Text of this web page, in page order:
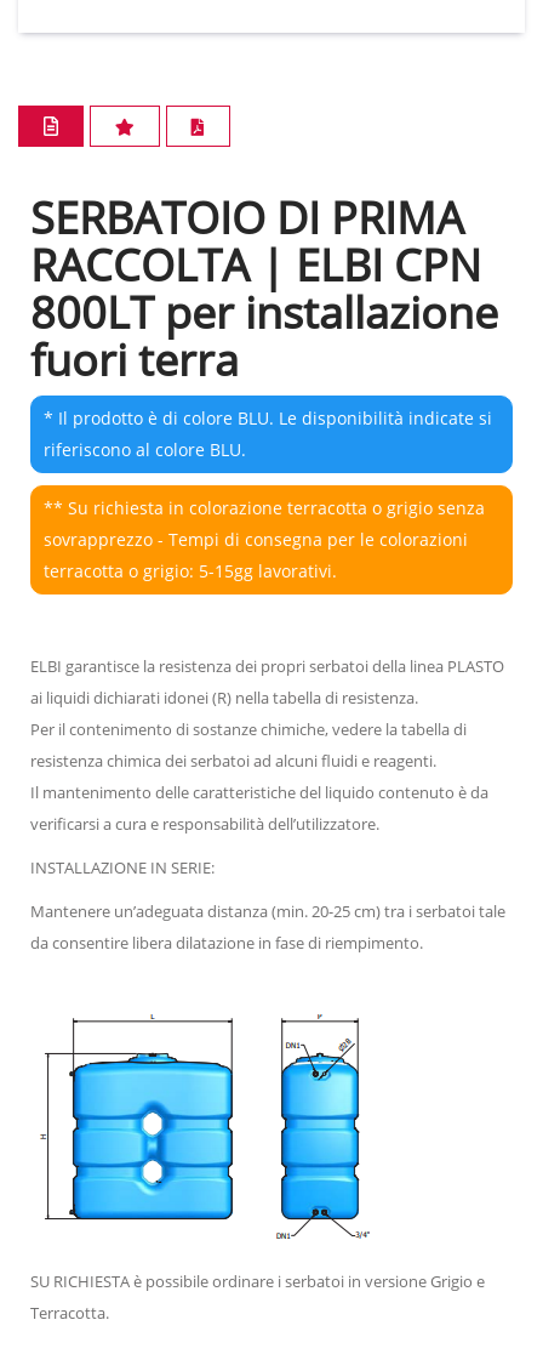
SERBATOIO DI PRIMA
RACCOLTA | ELBI CPN
800LT per installazione
fuori terra
* Il prodotto è di colore BLU. Le disponibilità indicate si
riferiscono al colore BLU.
** Su richiesta in colorazione terracotta o grigio senza
sovrapprezzo - Tempi di consegna per le colorazioni
terracotta o grigio: 5-15gg lavorativi.
ELBI garantisce la resistenza dei propri serbatoi della linea PLASTO
ai liquidi dichiarati idonei (R) nella tabella di resistenza.
Per il contenimento di sostanze chimiche, vedere la tabella di
resistenza chimica dei serbatoi ad alcuni fluidi e reagenti.
Il mantenimento delle caratteristiche del liquido contenuto è da
verificarsi a cura e responsabilità dell’utilizzatore.
INSTALLAZIONE IN SERIE:
Mantenere un’adeguata distanza (min. 20-25 cm) tra i serbatoi tale
da consentire libera dilatazione in fase di riempimento.
SU RICHIESTA è possibile ordinare i serbatoi in versione Grigio e
Terracotta.